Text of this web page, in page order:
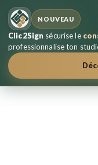
NOUVEAU
Clic2Sign sécurise le
professionnalise ton